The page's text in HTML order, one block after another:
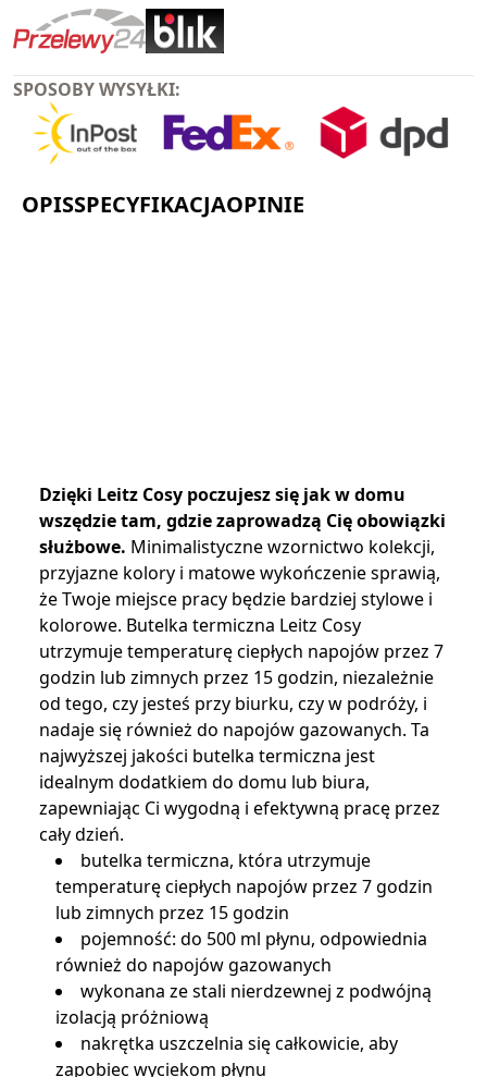
SPOSOBY WYSYŁKI:
OPISSPECYFIKACJAOPINIE
Dzięki Leitz Cosy poczujesz się jak w domu
wszędzie tam, gdzie zaprowadzą Cię obowiązki
służbowe. Minimalistyczne wzornictwo kolekcji,
przyjazne kolory i matowe wykończenie sprawią,
że Twoje miejsce pracy będzie bardziej stylowe i
kolorowe. Butelka termiczna Leitz Cosy
utrzymuje temperaturę ciepłych napojów przez 7
godzin lub zimnych przez 15 godzin, niezależnie
od tego, czy jesteś przy biurku, czy w podróży, i
nadaje się również do napojów gazowanych. Ta
najwyższej jakości butelka termiczna jest
idealnym dodatkiem do domu lub biura,
zapewniając Ci wygodną i efektywną pracę przez
cały dzień.
butelka termiczna, która utrzymuje
temperaturę ciepłych napojów przez 7 godzin
lub zimnych przez 15 godzin
pojemność: do 500 ml płynu, odpowiednia
również do napojów gazowanych
wykonana ze stali nierdzewnej z podwójną
izolacją próżniową
nakrętka uszczelnia się całkowicie, aby
zapobiec wyciekom płynu